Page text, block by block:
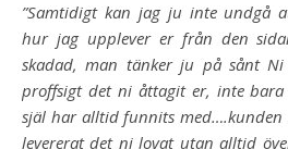
”Samtidigt kan jag ju inte undgå
hur jag upplever er från den
skadad, man tänker ju på sånt
proffsigt det ni åttagit er, inte
själ har alltid funnits
levererat det ni lovat utan alltid